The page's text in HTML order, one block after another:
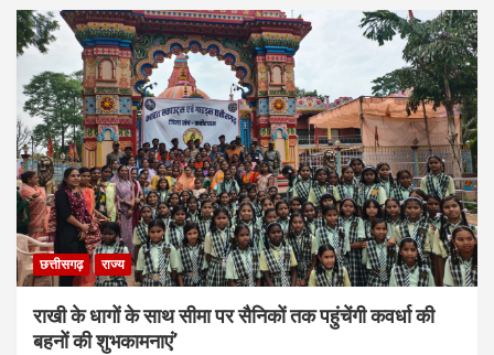
छत्तीसगढ़ राज्य
राखी के धागों के साथ सीमा पर सैनिकों तक पहुंचेंगी कवर्धा की
बहनों की शुभकामनाएं’